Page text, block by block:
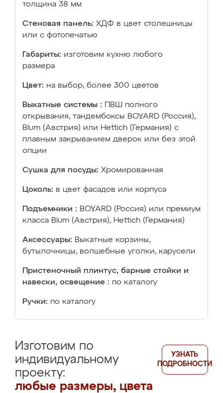
толщина 38 мм
Стеновая панель: ХДФ в цвет столешницы
или с фотопечатью
Габариты: изготовим кухню любого
размера
Цвет: на выбор, более 300 цветов
Выкатные системы :
ПВШ полного
открывания, тандембоксы BOYARD (Россия),
Blum (Австрия) или Hettich (Германия) с
плавным закрыванием дверок или без этой
опции
Сушка для посуды: Хромированная
Цоколь: в цвет фасадов или корпуса
Подъемники : BOYARD (Россия) или премиум
класса Blum (Австрия), Hettich (Германия)
Аксессуары: Выкатные корзины,
бутылочницы, волшебные уголки, карусели
Пристеночный плинтус, барные стойки и
навески, освещение : по каталогу
Ручки: по каталогу
Изготовим по
индивидуальному
проекту:
любые размеры, цвета
УЗНАТЬ
ПОДРОБНОСТИ